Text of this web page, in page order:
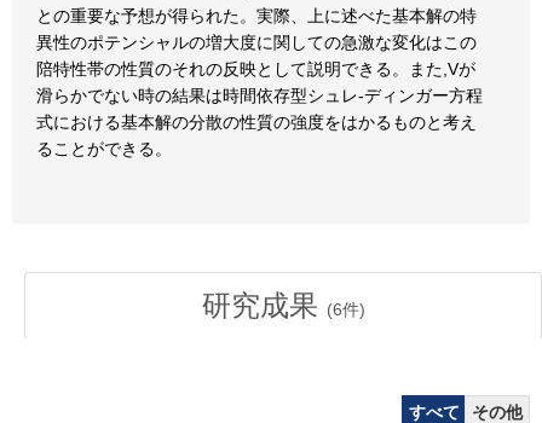
との重要な予想が得られた。実際、上に述べた基本解の特
異性のポテンシャルの増大度に関しての急激な変化はこの
陪特性帯の性質のそれの反映として説明できる。また,Vが
滑らかでない時の結果は時間依存型シュレ-ディンガー方程
式における基本解の分散の性質の強度をはかるものと考え
ることができる。
研究成果 (6件)
すべて
その他